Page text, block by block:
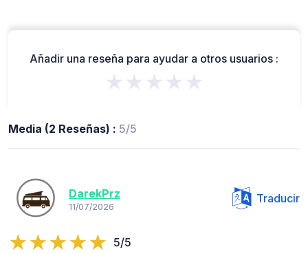
Añadir una reseña para ayudar a otros usuarios :
★★★★★
Media (2 Reseñas) : 5/5
DarekPrz
11/07/2026
Traducir
5/5